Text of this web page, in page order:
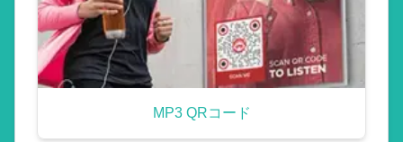
MP3 QRコード